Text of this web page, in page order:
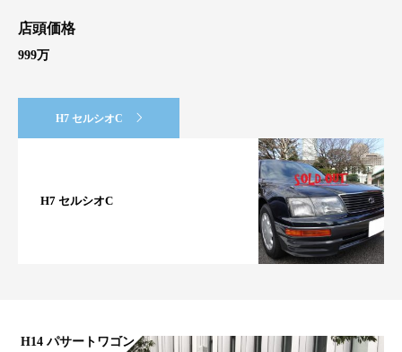
店頭価格
999万
H7 セルシオC
H7 セルシオC
H14 パサートワゴン